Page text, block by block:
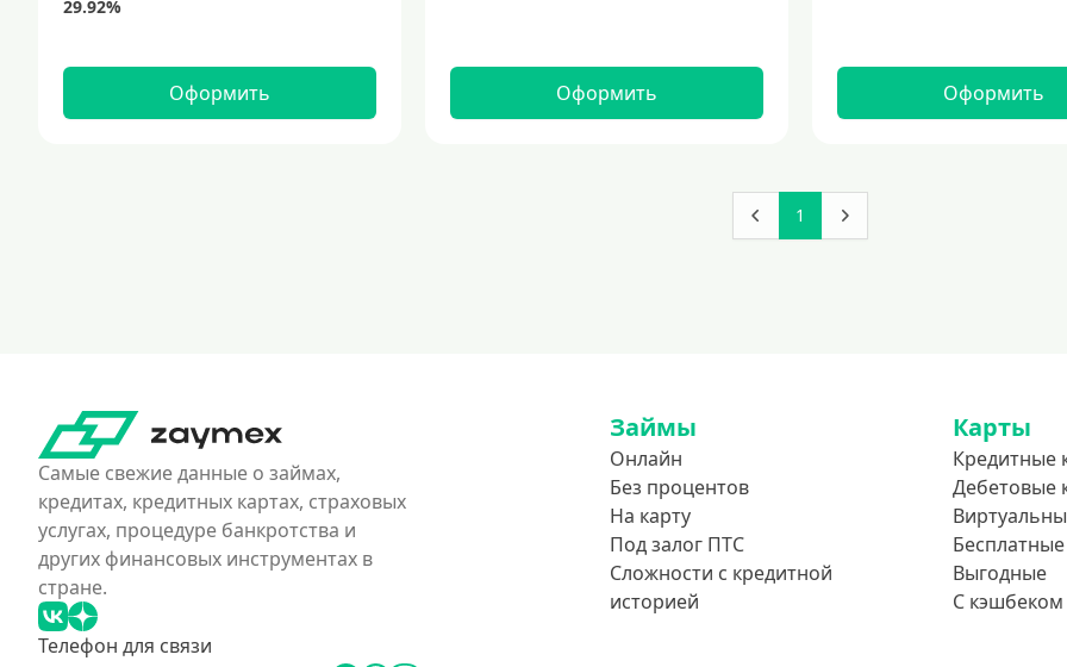
Оформить Оформить Оформить
1
Самые свежие данные о займах,
кредитах, кредитных картах, страховых
услугах, процедуре банкротства и
других финансовых инструментах в
стране.
Телефон для связи
Займы
Онлайн
Без процентов
На карту
Под залог ПТС
Сложности с кредитной
историей
Карты
Кредитные
Дебетовые
Бесплатные
Выгодные
С кэшбеком